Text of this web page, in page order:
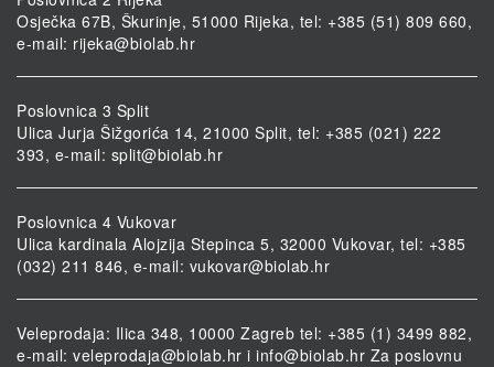
Osječka 67B, Škurinje, 51000 Rijeka, tel: +385 (51) 809 660,
e-mail: rijeka@biolab.hr
Poslovnica 3 Split
Ulica Jurja Šižgorića 14, 21000 Split, tel: +385 (021) 222
393, e-mail: split@biolab.hr
Poslovnica 4 Vukovar
Ulica kardinala Alojzija Stepinca 5, 32000 Vukovar, tel: +385
(032) 211 846, e-mail: vukovar@biolab.hr
Veleprodaja: Ilica 348, 10000 Zagreb tel: +385 (1) 3499 882,
e-mail: veleprodaja@biolab.hr i info@biolab.hr Za poslovnu